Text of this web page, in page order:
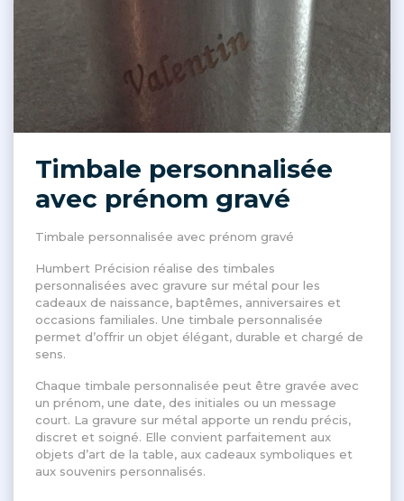
Timbale personnalisée
avec prénom gravé
Timbale personnalisée avec prénom gravé
Humbert Précision réalise des timbales
personnalisées avec gravure sur métal pour les
cadeaux de naissance, baptêmes, anniversaires et
occasions familiales. Une timbale personnalisée
permet d’offrir un objet élégant, durable et chargé de
sens.
Chaque timbale personnalisée peut être gravée avec
un prénom, une date, des initiales ou un message
court. La gravure sur métal apporte un rendu précis,
discret et soigné. Elle convient parfaitement aux
objets d’art de la table, aux cadeaux symboliques et
aux souvenirs personnalisés.